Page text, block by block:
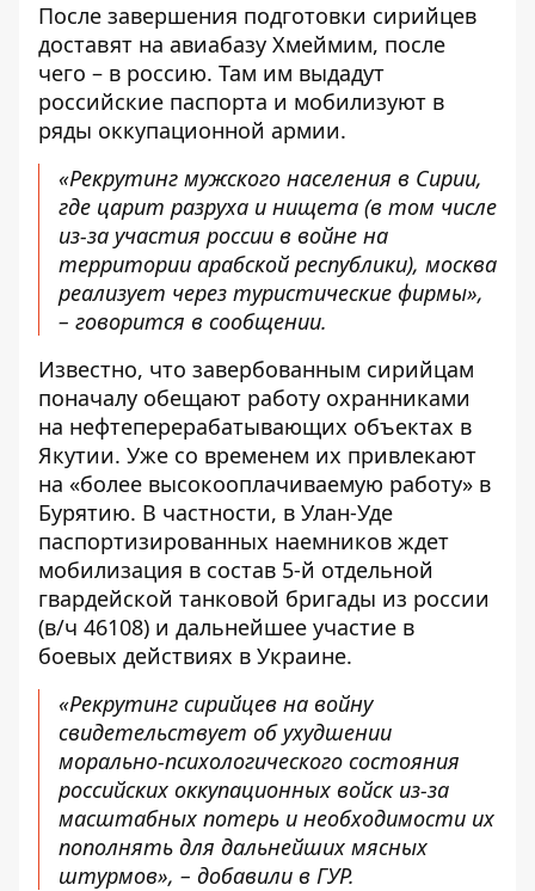
После завершения подготовки сирийцев
доставят на авиабазу Хмеймим, после
чего – в россию. Там им выдадут
российские паспорта и мобилизуют в
ряды оккупационной армии.
«Рекрутинг мужского населения в Сирии,
где царит разруха и нищета (в том числе
из-за участия россии в войне на
территории арабской республики), москва
реализует через туристические фирмы»,
– говорится в сообщении.
Известно, что завербованным сирийцам
поначалу обещают работу охранниками
на нефтеперерабатывающих объектах в
Якутии. Уже со временем их привлекают
на «более высокооплачиваемую работу» в
Бурятию. В частности, в Улан-Уде
паспортизированных наемников ждет
мобилизация в состав 5-й отдельной
гвардейской танковой бригады из россии
(в/ч 46108) и дальнейшее участие в
боевых действиях в Украине.
«Рекрутинг сирийцев на войну
свидетельствует об ухудшении
морально-психологического состояния
российских оккупационных войск из-за
масштабных потерь и необходимости их
пополнять для дальнейших мясных
штурмов», – добавили в ГУР.